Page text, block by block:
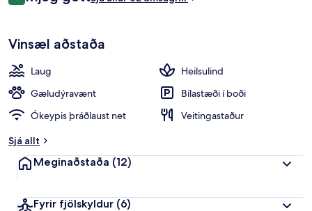
Vinsæl aðstaða
Laug
Heilsulind
Gæludýravænt
Bílastæði í boði
Ókeypis þráðlaust net
Veitingastaður
Sjá allt
Meginaðstaða (12)
Fyrir fjölskyldur (6)